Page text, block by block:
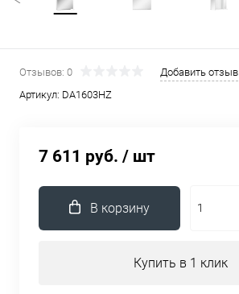
Отзывов: 0
Добавить отзыв
Артикул: DA1603HZ
7 611 руб. / шт
В корзину
Купить в 1 клик